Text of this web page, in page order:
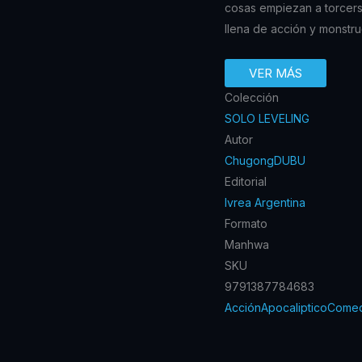
cosas empiezan a
llena de acción y
VER MÁS
Colección
SOLO LEVELING
Autor
ChugongDUBU
Editorial
Ivrea Argentina
Formato
Manhwa
SKU
9791387784683
AcciónApocaliptico